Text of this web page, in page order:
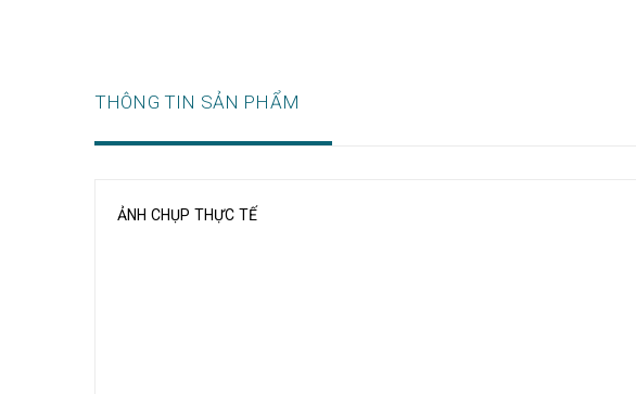
THÔNG TIN SẢN PHẨM
ẢNH CHỤP THỰC TẾ